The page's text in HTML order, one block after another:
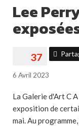
Lee
6 Avril 2023
La Galerie d'Art C
exposition de
mai. Au